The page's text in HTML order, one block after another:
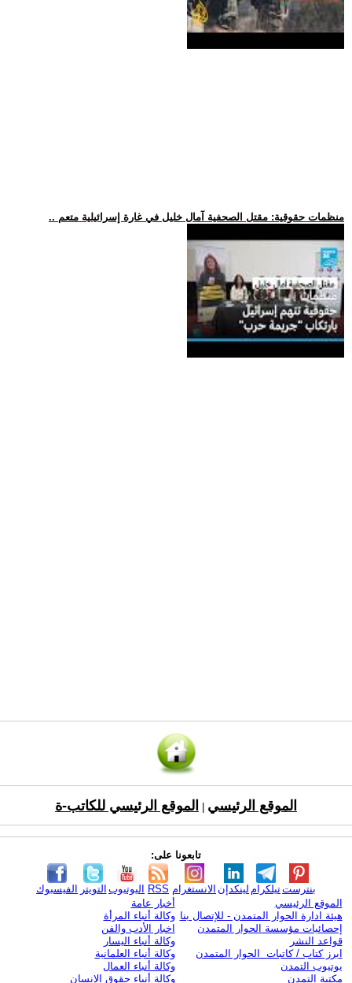
.. منظمات حقوقية: مقتل الصحفية آمال خليل في غارة إسرائيلية متعم
الموقع الرئيسي الموقع الرئيسي للكاتب-ة
تابعونا على:
الفيسبوك التويتر اليوتيوب RSS الانستغرام لينكدإن تيلكرامبنترست
الموقع الرئيسي
هيئة ادارة الحوار المتمدن - للإتصال بنا
إحصائيات مؤسسة الحوار المتمدن
قواعد النشر
ابرز كتاب / كاتبات الحوار المتمدن
يوتيوب التمدن
مكتبة التمدن
أخبار عامة
وكالة أنباء المرأة
اخبار الأدب والفن
وكالة أنباء اليسار
وكالة أنباء العلمانية
وكالة أنباء العمال
وكالة أنباء حقوق الإنسان